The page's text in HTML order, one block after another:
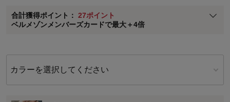
合計獲得ポイント： 27ポイント
ベルメゾンメンバーズカードで最大＋4倍
※メンバーズカードの加算ポイントはステージ倍率適用前の基本ポイント
に対して適用されます。
カラーを選択してください